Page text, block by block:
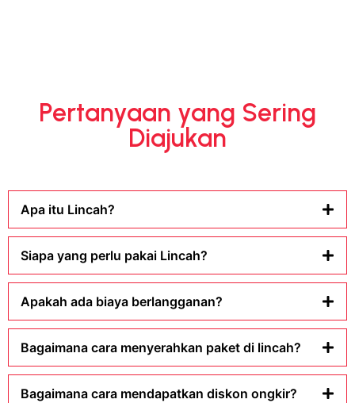
Pertanyaan yang Sering
Diajukan
Apa itu Lincah?
Siapa yang perlu pakai Lincah?
Apakah ada biaya berlangganan?
Bagaimana cara menyerahkan paket di lincah?
Bagaimana cara mendapatkan diskon ongkir?